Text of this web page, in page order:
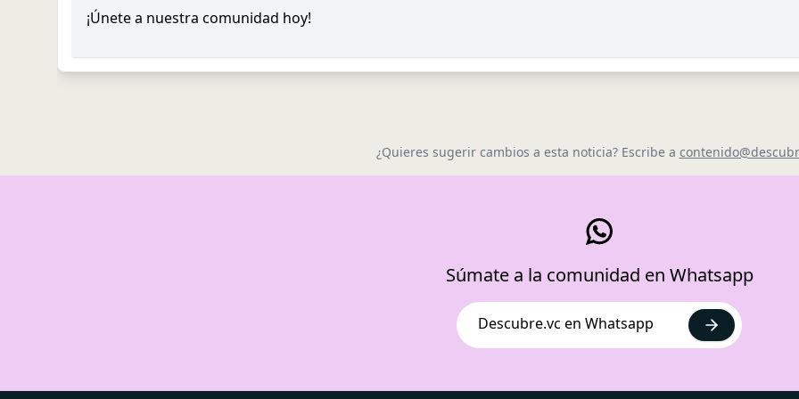
¡Únete a nuestra comunidad hoy!
¿Quieres sugerir cambios a esta noticia? Escribe a
Súmate a la comunidad en Whatsapp
Descubre.vc en Whatsapp